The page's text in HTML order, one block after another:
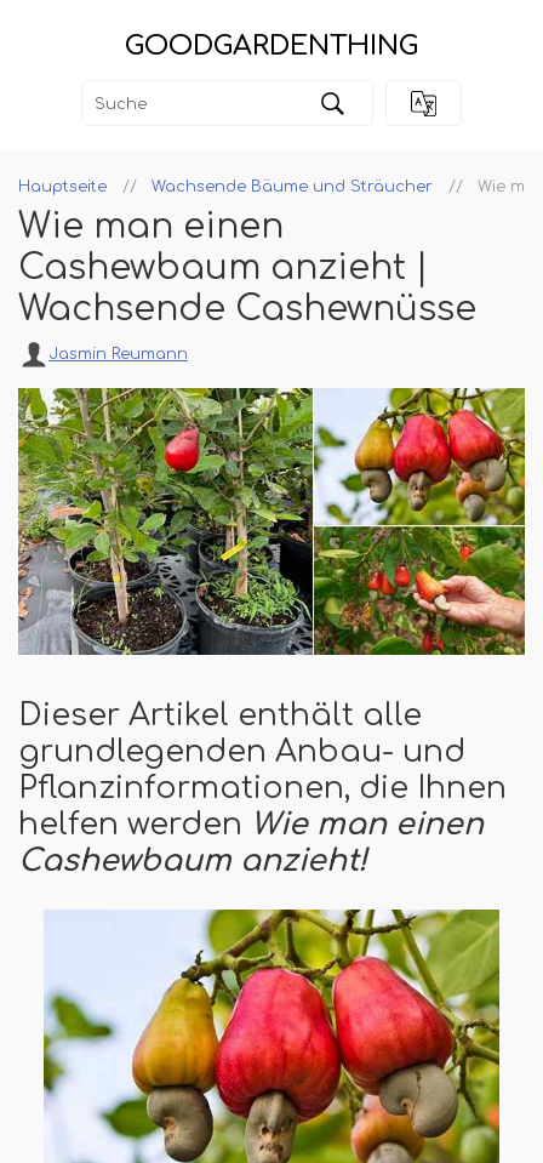
GOODGARDENTHING
Hauptseite Wachsende Bäume und Sträucher Wie
Wie man einen
Cashewbaum anzieht |
Wachsende Cashewnüsse
Jasmin Reumann
Dieser Artikel enthält alle
grundlegenden Anbau- und
Pflanzinformationen, die Ihnen
helfen werden Wie man einen
Cashewbaum anzieht!